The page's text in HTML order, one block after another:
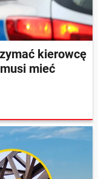
kierowcę
mieć